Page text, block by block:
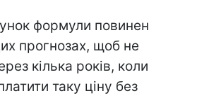
формули повинен
прогнозах, щоб не
кілька років, коли
таку ціну без